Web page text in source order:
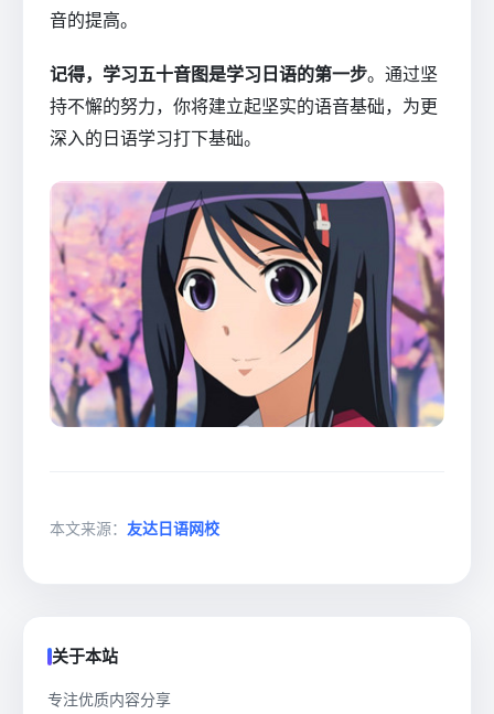
音的提高。
记得，学习五十音图是学习日语的第一步。通过坚
持不懈的努力，你将建立起坚实的语音基础，为更
深入的日语学习打下基础。
本文来源： 友达日语网校
关于本站
专注优质内容分享